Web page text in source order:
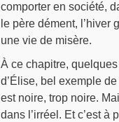
comporter en société,
le père dément, l’hiver
une vie de misère.
À ce chapitre,
d’Élise, bel exemple
est noire, trop noire.
dans l’irréel. Et c’est à